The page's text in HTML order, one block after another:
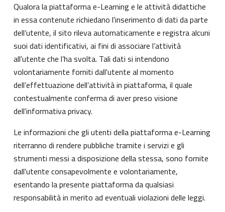
Qualora la piattaforma e-Learning e le attività didattiche
in essa contenute richiedano l'inserimento di dati da parte
dell’utente, il sito rileva automaticamente e registra alcuni
suoi dati identificativi, ai fini di associare l’attività
all'utente che l’ha svolta. Tali dati si intendono
volontariamente forniti dall'utente al momento
dell’effettuazione dell’attività in piattaforma, il quale
contestualmente conferma di aver preso visione
dell'informativa privacy.
Le informazioni che gli utenti della piattaforma e-Learning
riterranno di rendere pubbliche tramite i servizi e gli
strumenti messi a disposizione della stessa, sono fornite
dall'utente consapevolmente e volontariamente,
esentando la presente piattaforma da qualsiasi
responsabilità in merito ad eventuali violazioni delle leggi.